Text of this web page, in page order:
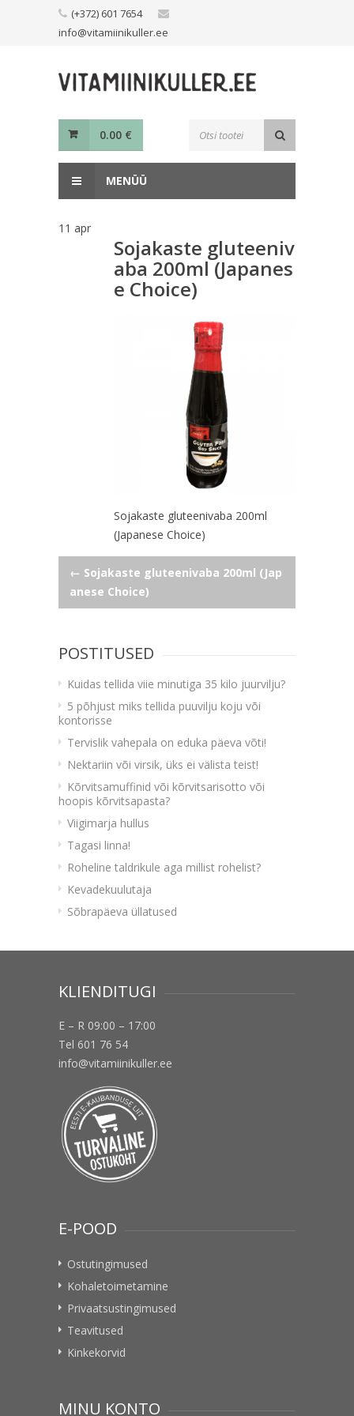
(+372) 601 7654
info@vitamiinikuller.ee
0.00 €
MENÜÜ
11 apr
Sojakaste gluteeniv
aba 200ml (Japanes
e Choice)
Sojakaste gluteenivaba 200ml
(Japanese Choice)
Navigeerimine
← Sojakaste gluteenivaba 200ml (Jap
anese Choice)
POSTITUSED
Kuidas tellida viie minutiga 35 kilo juurvilju?
5 põhjust miks tellida puuvilju koju või
kontorisse
Tervislik vahepala on eduka päeva võti!
Nektariin või virsik, üks ei välista teist!
Kõrvitsamuffinid või kõrvitsarisotto või
hoopis kõrvitsapasta?
Viigimarja hullus
Tagasi linna!
Roheline taldrikule aga millist rohelist?
Kevadekuulutaja
Sõbrapäeva üllatused
KLIENDITUGI
E – R 09:00 – 17:00
Tel 601 76 54
info@vitamiinikuller.ee
E-POOD
Ostutingimused
Kohaletoimetamine
Privaatsustingimused
Teavitused
Kinkekorvid
MINU KONTO